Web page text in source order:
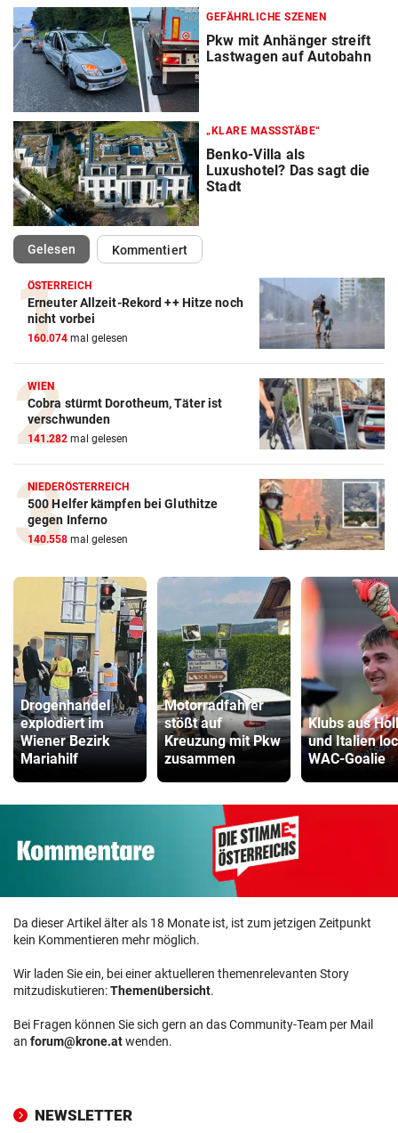
GEFÄHRLICHE SZENEN
Pkw mit Anhänger streift
Lastwagen auf Autobahn
„KLARE MASSSTÄBE“
Benko-Villa als
Luxushotel? Das sagt die
Stadt
Gelesen(ausgewählt)Kommentiert
ÖSTERREICH
Erneuter Allzeit-Rekord ++ Hitze noch
nicht vorbei
160.074 mal gelesen
WIEN
Cobra stürmt Dorotheum, Täter ist
verschwunden
141.282 mal gelesen
NIEDERÖSTERREICH
500 Helfer kämpfen bei Gluthitze
gegen Inferno
140.558 mal gelesen
Drogenhandel
explodiert im
Wiener Bezirk
Mariahilf
Motorradfahrer
stößt auf
Kreuzung mit Pkw
zusammen
Klubs aus
und Italien
WAC-Goalie
Da dieser Artikel älter als 18 Monate ist, ist zum jetzigen Zeitpunkt
kein Kommentieren mehr möglich.
Wir laden Sie ein, bei einer aktuelleren themenrelevanten Story
mitzudiskutieren:Themenübersicht.
Bei Fragen können Sie sich gern an das Community-Team per Mail
an forum@krone.atwenden.
NEWSLETTER